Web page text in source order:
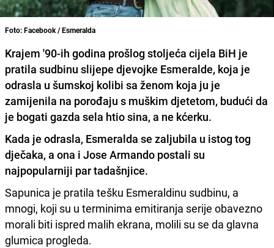
Foto: Facebook / Esmeralda
Krajem '90-ih godina prošlog stoljeća cijela BiH je
pratila sudbinu slijepe djevojke Esmeralde, koja je
odrasla u šumskoj kolibi sa ženom koja ju je
zamijenila na porođaju s muškim djetetom, budući da
je bogati gazda sela htio sina, a ne kćerku.
Kada je odrasla, Esmeralda se zaljubila u istog tog
dječaka, a ona i Jose Armando postali su
najpopularniji par tadašnjice.
Sapunica je pratila tešku Esmeraldinu sudbinu, a
mnogi, koji su u terminima emitiranja serije obavezno
morali biti ispred malih ekrana, molili su se da glavna
glumica progleda.